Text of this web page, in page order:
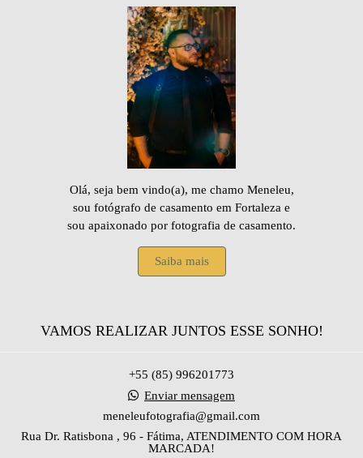
Olá, seja bem vindo(a), me chamo Meneleu,
sou fotógrafo de casamento em Fortaleza e
sou apaixonado por fotografia de casamento.
Saiba mais
VAMOS REALIZAR JUNTOS ESSE SONHO!
+55 (85) 996201773
Enviar mensagem
meneleufotografia@gmail.com
Rua Dr. Ratisbona , 96 - Fátima, ATENDIMENTO COM HORA
MARCADA!